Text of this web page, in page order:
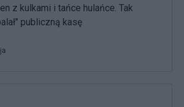
z kulkami i tańce hulańce. Tak
publiczną kasę